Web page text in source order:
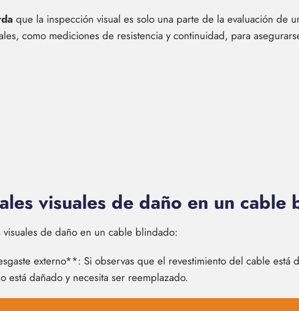
que la inspección visual es solo una parte de la evaluación
como mediciones de resistencia y continuidad, para
visuales de daño en un cable
visuales de daño en un cable blindado:
externo**: Si observas que el revestimiento del cable está
está dañado y necesita ser reemplazado.